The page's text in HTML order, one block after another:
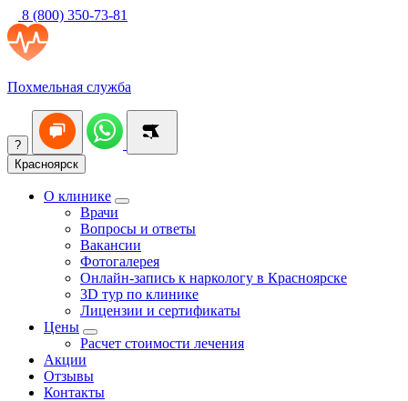
8 (800) 350-73-81
Похмельная служба
?
Красноярск
О клинике
Врачи
Вопросы и ответы
Вакансии
Фотогалерея
Онлайн-запись к наркологу в Красноярске
3D тур по клинике
Лицензии и сертификаты
Цены
Расчет стоимости лечения
Акции
Отзывы
Контакты